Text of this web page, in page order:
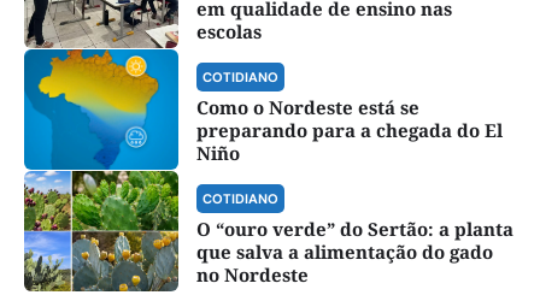
em qualidade de ensino nas
escolas
COTIDIANO
Como o Nordeste está se
preparando para a chegada do El
Niño
COTIDIANO
O “ouro verde” do Sertão: a planta
que salva a alimentação do gado
no Nordeste